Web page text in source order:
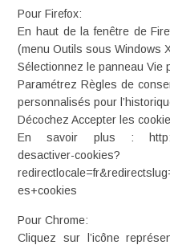
Pour Firefox:
En haut de la fenêtre de
(menu Outils sous Windows
Sélectionnez le panneau Vie
Paramétrez Règles de
personnalisés pour
Décochez Accepter les
En savoir plus : http://
desactiver-cookies?
es+cookies
Pour Chrome:
Cliquez sur l’icône